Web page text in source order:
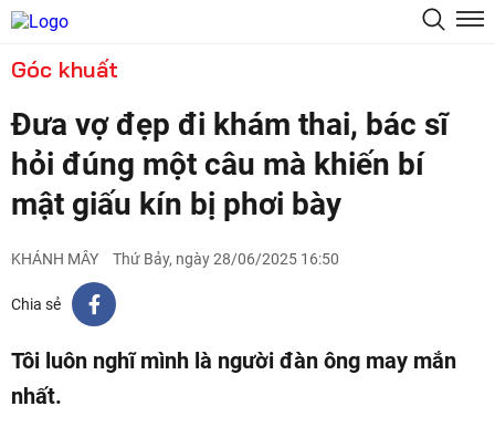
Góc khuất
Đưa vợ đẹp đi khám thai, bác sĩ
hỏi đúng một câu mà khiến bí
mật giấu kín bị phơi bày
KHÁNH MÂY Thứ Bảy, ngày 28/06/2025 16:50
Chia sẻ
Tôi luôn nghĩ mình là người đàn ông may mắn
nhất.